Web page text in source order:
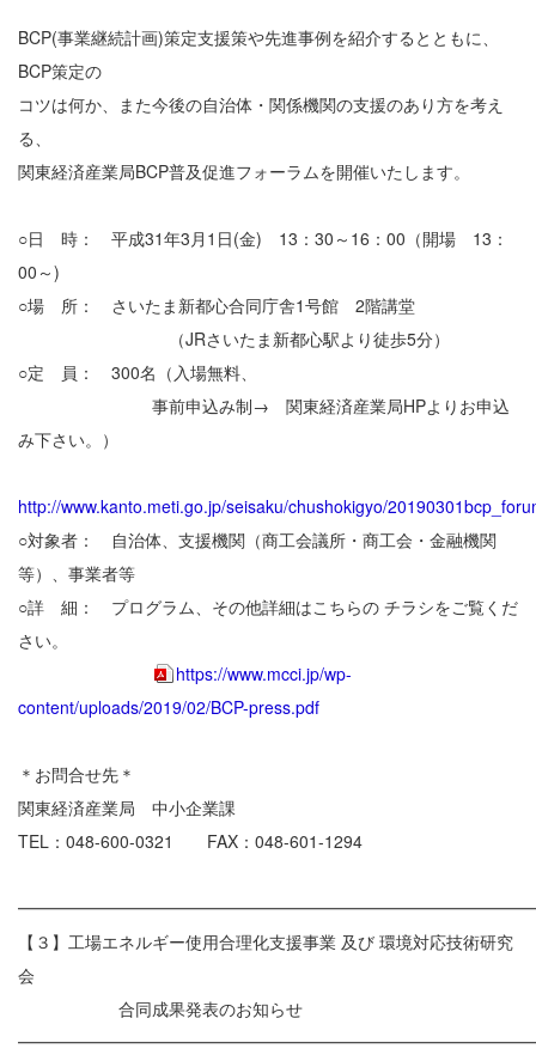
BCP(事業継続計画)策定支援策や先進事例を紹介するとともに、
BCP策定の
コツは何か、また今後の自治体・関係機関の支援のあり方を考え
る、
関東経済産業局BCP普及促進フォーラムを開催いたします。
○日 時： 平成31年3月1日(金) 13：30～16：00（開場 13：
00～)
○場 所： さいたま新都心合同庁舎1号館 2階講堂
（JRさいたま新都心駅より徒歩5分）
○定 員： 300名（入場無料、
事前申込み制→ 関東経済産業局HPよりお申込
み下さい。）
http://www.kanto.meti.go.jp/seisaku/chushokigyo/
○対象者： 自治体、支援機関（商工会議所・商工会・金融機関
等）、事業者等
○詳 細： プログラム、その他詳細はこちらの チラシをご覧くだ
さい。
https://www.mcci.jp/wp-
content/uploads/2019/02/BCP-press.pdf
＊お問合せ先＊
関東経済産業局 中小企業課
TEL：048-600-0321 FAX：048-601-1294
【３】工場エネルギー使用合理化支援事業 及び 環境対応技術研究
会
合同成果発表のお知らせ